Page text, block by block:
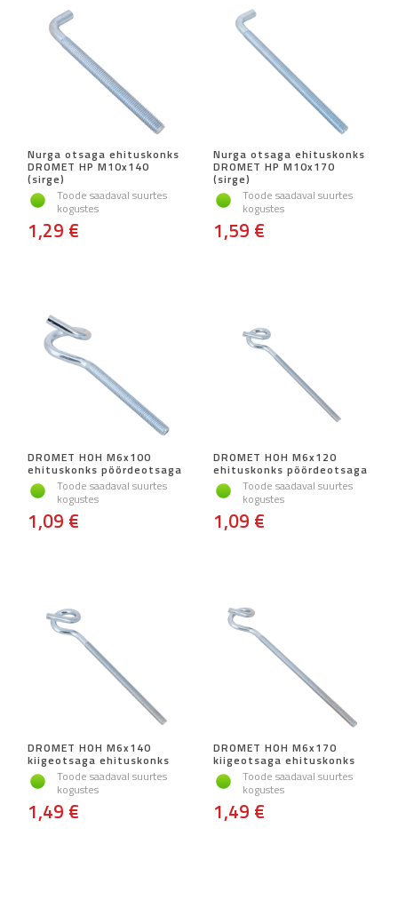
Nurga otsaga ehituskonks
DROMET HP M10x140
(sirge)
Toode saadaval suurtes
kogustes
1,29 €
Nurga otsaga ehituskonks
DROMET HP M10x170
(sirge)
Toode saadaval suurtes
kogustes
1,59 €
DROMET HOH M6x100
ehituskonks pöördeotsaga
Toode saadaval suurtes
kogustes
1,09 €
DROMET HOH M6x120
ehituskonks pöördeotsaga
Toode saadaval suurtes
kogustes
1,09 €
DROMET HOH M6x140
kiigeotsaga ehituskonks
Toode saadaval suurtes
kogustes
1,49 €
DROMET HOH M6x170
kiigeotsaga ehituskonks
Toode saadaval suurtes
kogustes
1,49 €